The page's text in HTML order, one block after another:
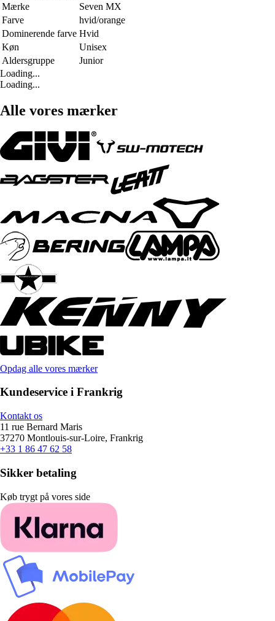
Mærke
Seven MX
Farve
hvid/orange
Dominerende farve Hvid
Køn
Unisex
Aldersgruppe
Junior
Loading...
Loading...
Alle vores mærker
Opdag alle vores mærker
Kundeservice i Frankrig
Kontakt os
11 rue Bernard Maris
37270 Montlouis-sur-Loire, Frankrig
+33 1 86 47 62 58
Sikker betaling
Køb trygt på vores side